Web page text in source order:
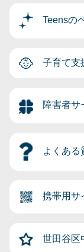
Teensの
子育て支
障害者サ
よくある
携帯用サ
世田谷区